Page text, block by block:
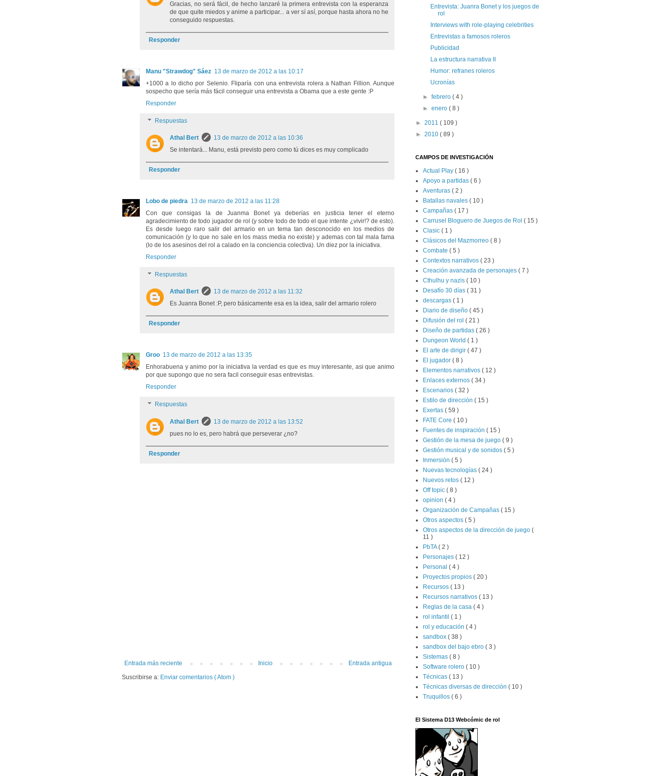
Gracias, no será fácil, de hecho lanzaré la primera entrevista con la esperanza
de que quite miedos y anime a participar... a ver sí así, porque hasta ahora no he
conseguido respuestas.
Responder
Manu "Strawdog" Sáez 13 de marzo de 2012 a las 10:17
+1000 a lo dicho por Selenio. Fliparía con una entrevista rolera a Nathan Fillion. Aunque
sospecho que sería más fácil conseguir una entrevista a Obama que a este gente :P
Responder
Respuestas
Athal Bert
13 de marzo de 2012 a las 10:36
Se intentará... Manu, está previsto pero como tú dices es muy complicado
Responder
Lobo de piedra 13 de marzo de 2012 a las 11:28
Con que consigas la de Juanma Bonet ya deberías en justicia tener el eterno
agradecimiento de todo jugador de rol (y sobre todo de todo el que intente ¿vivir!? de esto).
Es desde luego raro salir del armario en un tema tan desconocido en los medios de
comunicación (y lo que no sale en los mass media no existe) y ademas con tal mala fama
(lo de los asesinos del rol a calado en la conciencia colectiva). Un diez por la iniciativa.
Responder
Respuestas
Athal Bert
13 de marzo de 2012 a las 11:32
Es Juanra Bonet :P, pero básicamente esa es la idea, salir del armario rolero
Responder
Groo 13 de marzo de 2012 a las 13:35
Enhorabuena y animo por la iniciativa la verdad es que es muy interesante, asi que animo
por que supongo que no sera facil conseguir esas entrevistas.
Responder
Respuestas
Athal Bert
13 de marzo de 2012 a las 13:52
pues no lo es, pero habrá que perseverar ¿no?
Responder
Entrada más reciente Entrada antigua
Inicio
Suscribirse a: Enviar comentarios ( Atom )
Entrevista: Juanra Bonet y los juegos de
rol
Interviews with role-playing celebrities
Entrevistas a famosos roleros
Publicidad
La estructura narrativa II
Humor: refranes roleros
Ucronías
►febrero( 4 )
►enero( 8 )
► 2011 ( 109 )
► 2010 ( 89 )
CAMPOS DE INVESTIGACIÓN
Actual Play ( 16 )
Apoyo a partidas ( 6 )
Aventuras ( 2 )
Batallas navales ( 10 )
Campañas ( 17 )
Carrusel Bloguero de Juegos de Rol ( 15 )
Clasic ( 1 )
Clásicos del Mazmorreo ( 8 )
Combate ( 5 )
Contextos narrativos ( 23 )
Creación avanzada de personajes ( 7 )
Cthulhu y nazis ( 10 )
Desafío 30 días ( 31 )
descargas ( 1 )
Diario de diseño ( 45 )
Difusión del rol ( 21 )
Diseño de partidas ( 26 )
Dungeon World ( 1 )
El arte de dirigir ( 47 )
El jugador ( 8 )
Elementos narrativos ( 12 )
Enlaces externos ( 34 )
Escenarios ( 32 )
Estilo de dirección ( 15 )
Exertas ( 59 )
FATE Core ( 10 )
Fuentes de inspiración ( 15 )
Gestión de la mesa de juego ( 9 )
Gestión musical y de sonidos ( 5 )
Inmersión ( 5 )
Nuevas tecnologías ( 24 )
Nuevos retos ( 12 )
Off topic ( 8 )
opinion ( 4 )
Organización de Campañas ( 15 )
Otros aspectos ( 5 )
Otros aspectos de la dirección de juego (
11 )
PbTA( 2 )
Personajes ( 12 )
Personal ( 4 )
Proyectos propios ( 20 )
Recursos ( 13 )
Recursos narrativos ( 13 )
Reglas de la casa ( 4 )
rol infantil ( 1 )
rol y educación ( 4 )
sandbox ( 38 )
sandbox del bajo ebro ( 3 )
Sistemas ( 8 )
Software rolero ( 10 )
Técnicas ( 13 )
Técnicas diversas de dirección ( 10 )
Truquillos ( 6 )
El Sistema D13 Webcómic de rol